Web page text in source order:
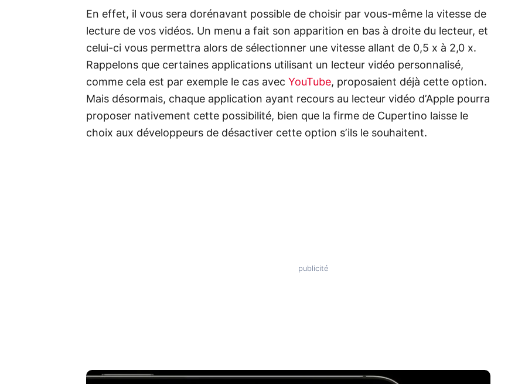
En effet, il vous sera dorénavant possible de choisir par vous-même la vitesse de
lecture de vos vidéos. Un menu a fait son apparition en bas à droite du lecteur, et
celui-ci vous permettra alors de sélectionner une vitesse allant de 0,5 x à 2,0 x.
Rappelons que certaines applications utilisant un lecteur vidéo personnalisé,
comme cela est par exemple le cas avec YouTube, proposaient déjà cette option.
Mais désormais, chaque application ayant recours au lecteur vidéo d’Apple pourra
proposer nativement cette possibilité, bien que la firme de Cupertino laisse le
choix aux développeurs de désactiver cette option s’ils le souhaitent.